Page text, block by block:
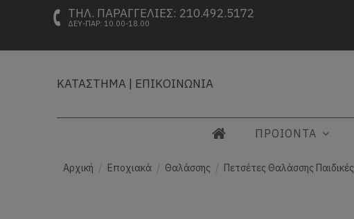
ΤΗΛ. ΠΑΡΑΓΓΕΛΙΕΣ: 210.492.5172
ΔΕΥ-ΠΑΡ: 10.00-18.00
ΚΑΤΑΣΤΗΜΑ | ΕΠΙΚΟΙΝΩΝΙΑ
ΠΡΟΙΟΝΤΑ
Αρχική Εποχιακά Θαλάσσης Πετσέτες Θαλάσσης Παιδικές